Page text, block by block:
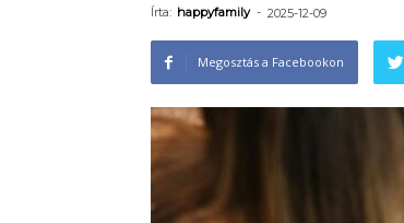
Írta: happyfamily - 2025-12-09
Megosztás a Facebookon